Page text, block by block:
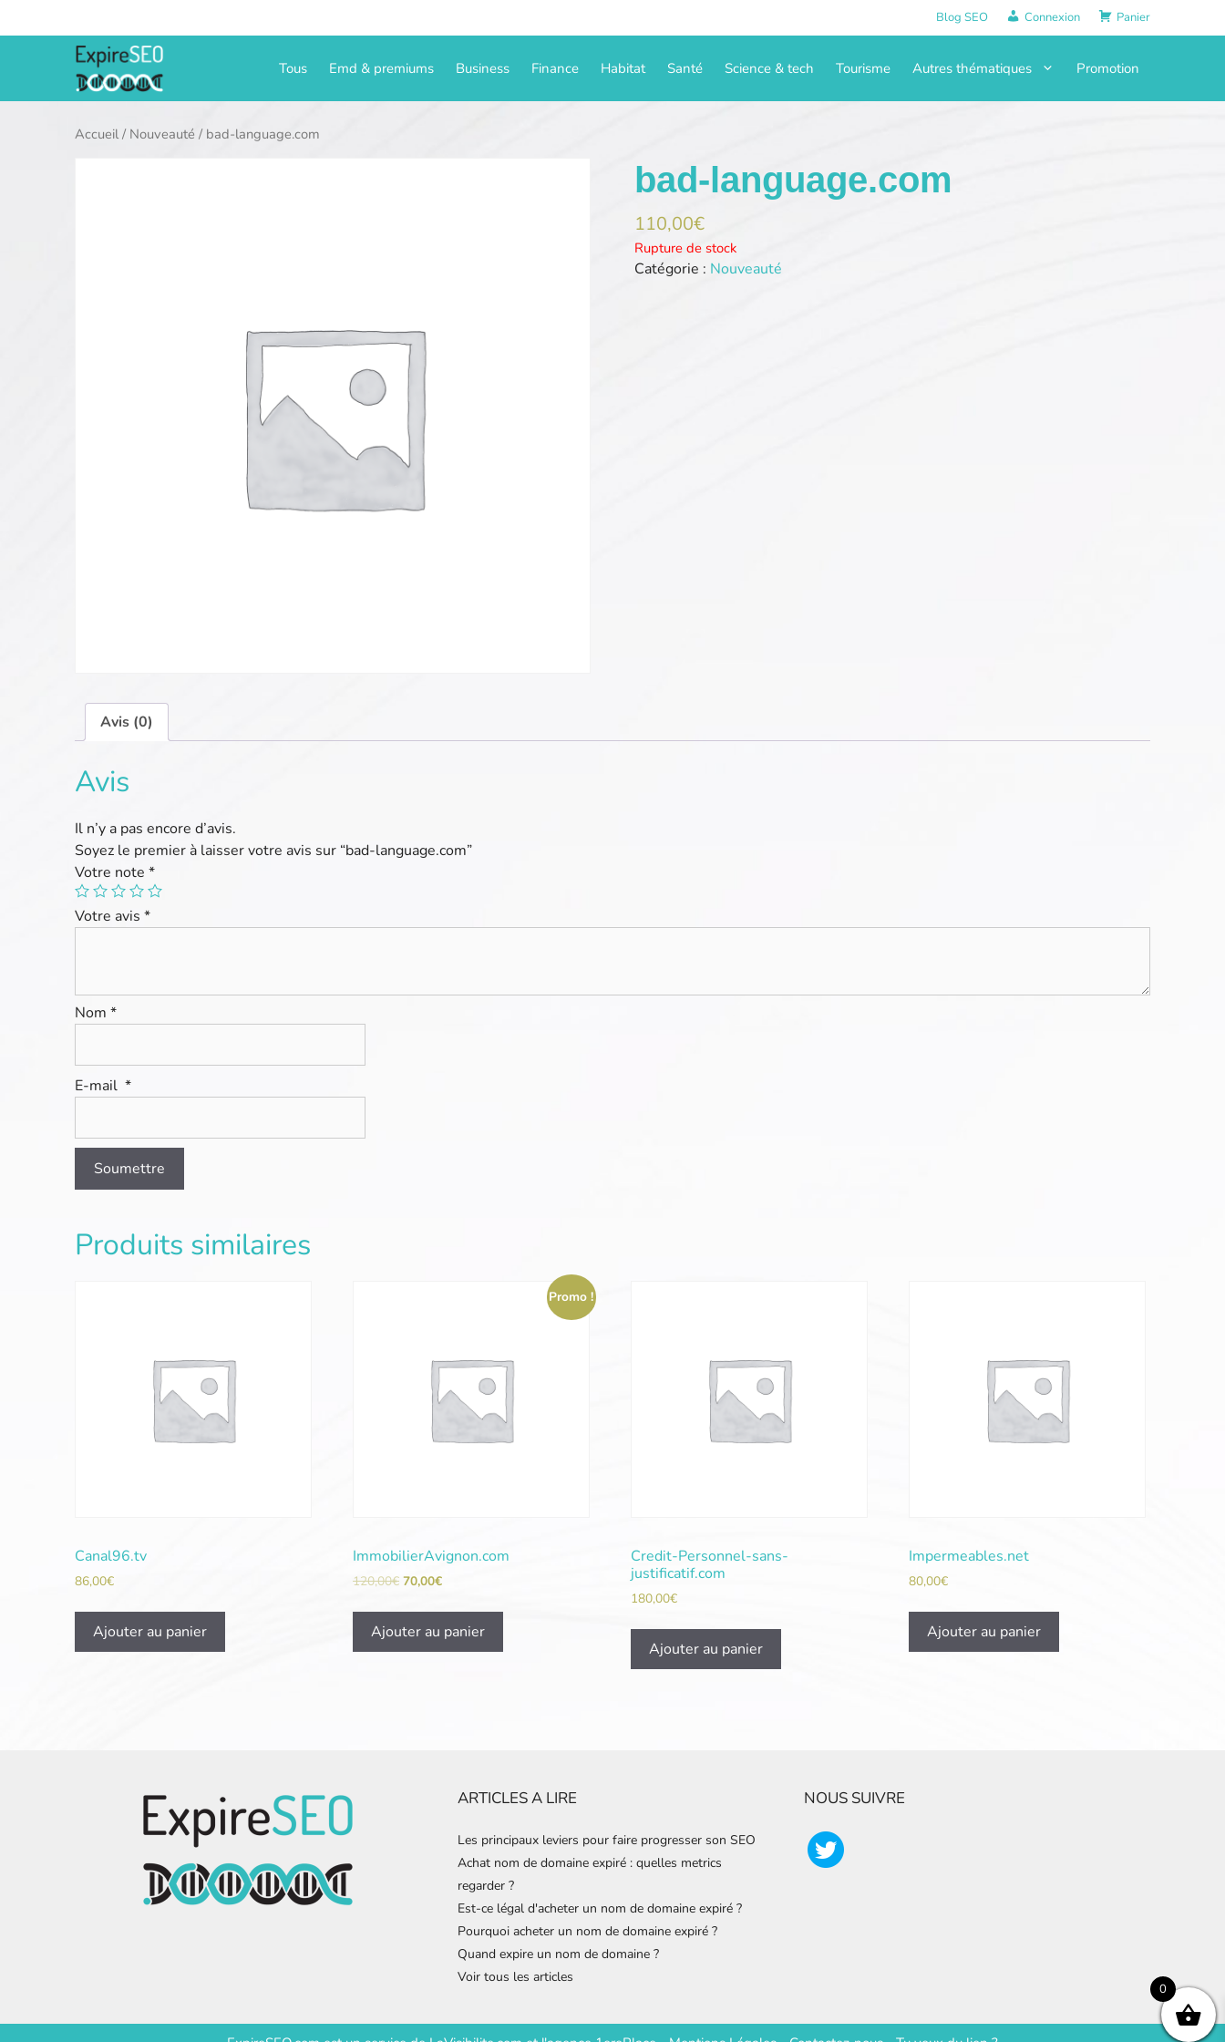
au
Blog SEO Connexion Panier
Tous Emd & premiums Business Finance Habitat Santé Science & tech Tourisme Autres thématiques Promotion
Accueil/ Nouveauté / bad-language.com
bad-language.com
110,00€
Rupture de stock
Catégorie : Nouveauté
Avis (0)
Avis
Il n’y a pas encore d’avis.
Soyez le premier à laisser votre avis sur “bad-language.com”
Votre note *
Votre avis *
Nom *
E-mail *
Produits similaires
Canal96.tv
86,00€
Ajouter au panier
Promo !
ImmobilierAvignon.com
120,00€ 70,00€
Ajouter au panier
Credit-Personnel-sans-
justificatif.com
180,00€
Ajouter au panier
Impermeables.net
80,00€
Ajouter au panier
ARTICLES A LIRE
Les principaux leviers pour faire progresser son SEO
Achat nom de domaine expiré : quelles metrics
regarder ?
Est-ce légal d'acheter un nom de domaine expiré ?
Pourquoi acheter un nom de domaine expiré ?
Quand expire un nom de domaine ?
Voir tous les articles
NOUS SUIVRE
0